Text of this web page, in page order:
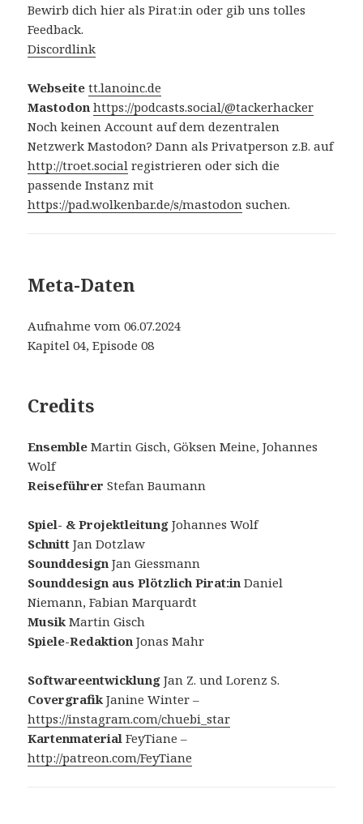
Bewirb dich hier als Pirat:in oder gib uns tolles
Feedback.
Discordlink
Webseite tt.lanoinc.de
Mastodon https://podcasts.social/@tackerhacker
Noch keinen Account auf dem dezentralen
Netzwerk Mastodon? Dann als Privatperson z.B. auf
http://troet.social registrieren oder sich die
passende Instanz mit
https://pad.wolkenbar.de/s/mastodon suchen.
Meta-Daten
Aufnahme vom 06.07.2024
Kapitel 04, Episode 08
Credits
Ensemble Martin Gisch, Göksen Meine, Johannes
Wolf
Reiseführer Stefan Baumann
Spiel- & Projektleitung Johannes Wolf
Schnitt Jan Dotzlaw
Sounddesign Jan Giessmann
Sounddesign aus Plötzlich Pirat:in Daniel
Niemann, Fabian Marquardt
MusikMartin Gisch
Spiele-Redaktion Jonas Mahr
Softwareentwicklung Jan Z. und Lorenz S.
CovergrafikJanine Winter –
https://instagram.com/chuebi_star
Kartenmaterial FeyTiane –
http://patreon.com/FeyTiane